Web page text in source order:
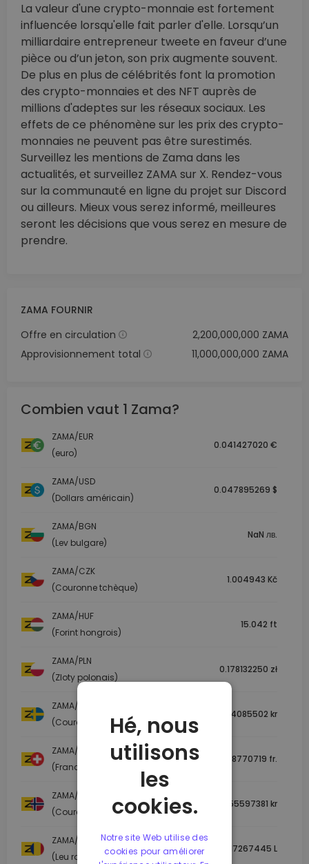
La valeur d'une crypto-monnaie est fortement
influencée lorsqu'elle fait parler d'elle. Lorsqu’un
milliardaire entrepreneur tweete en faveur d’une
pièce ou d’un jeton, son prix augmente souvent.
De plus en plus de célébrités font la promotion
des crypto-monnaies et des NFT auprès de
millions d'adeptes sur les réseaux sociaux. Les
effets de ce phénomène sur les prix des crypto-
monnaies ne peuvent pas être surestimés.
Surveillez les mentions de Zama dans les
actualités, et surveillez ZAMA sur X. Rendez-vous
sur la communauté en ligne du projet sur Discord
ou ailleurs. Mieux vous serez informé, meilleures
seront les décisions que vous serez en mesure de
prendre.
ZAMA FOURNIR
Offre en circulation
2,200,000,000 ZAMA
Approvisionnement total
11,000,000,000 ZAMA
Combien vaut 1 Zama?
ZAMA/EUR
(euro)
0.041427020 €
ZAMA/USD
(Dollars américain)
0.047895269 $
ZAMA/BGN
(Lev bulgare)
NaN лв.
ZAMA/CZK
(Couronne tchèque)
1.004943 Kč
ZAMA/HUF
(Forint hongrois)
15.042 ft
ZAMA/PLN
(Zloty polonais)
0.178132250 zł
ZAMA/SEK
(Couronne suédoise)
0.454085502 kr
ZAMA/CHF
(Franc suisse)
0.038770719 fr.
ZAMA/NOK
(Couronne norvégienne)
0.455597381 kr
ZAMA/RON
(Leu roumain)
0.217267445 L
Hé, nous
utilisons
les
cookies.
Notre site Web utilise des
cookies pour améliorer